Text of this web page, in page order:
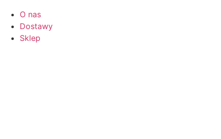
O nas
Dostawy
Sklep